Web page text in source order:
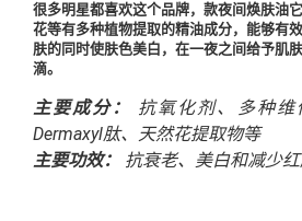
很多明星都喜欢这个品牌，款夜间焕肤油
花等有多种植物提取的精油成分，能够有
肤的同时使肤色美白，在一夜之间给予肌
滴。
主要成分：
抗氧化剂、多种维
Dermaxyl肽、天然花提取物等
主要功效：
抗衰老、美白和减少